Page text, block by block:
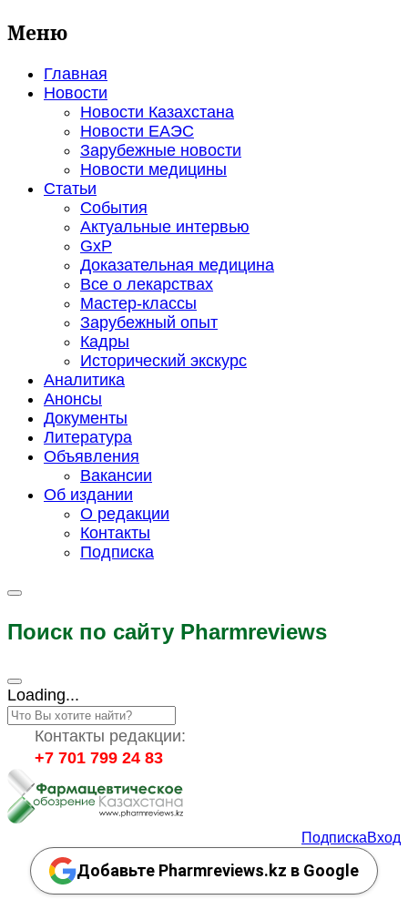
Меню
Главная
Новости
Новости Казахстана
Новости ЕАЭС
Зарубежные новости
Новости медицины
Статьи
События
Актуальные интервью
GxP
Доказательная медицина
Все о лекарствах
Мастер-классы
Зарубежный опыт
Кадры
Исторический экскурс
Аналитика
Анонсы
Документы
Литература
Объявления
Вакансии
Об издании
О редакции
Контакты
Подписка
Поиск по сайту Pharmreviews
Loading...
Контакты редакции:
+7 701 799 24 83
ПодпискаВход
Добавьте Pharmreviews.kz в Google